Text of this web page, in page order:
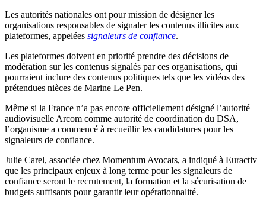
Les autorités nationales ont pour mission de désigner les
organisations responsables de signaler les contenus illicites aux
plateformes, appelées signaleurs de confiance.
Les plateformes doivent en priorité prendre des décisions de
modération sur les contenus signalés par ces organisations, qui
pourraient inclure des contenus politiques tels que les vidéos des
prétendues nièces de Marine Le Pen.
Même si la France n’a pas encore officiellement désigné l’autorité
audiovisuelle Arcom comme autorité de coordination du DSA,
l’organisme a commencé à recueillir les candidatures pour les
signaleurs de confiance.
Julie Carel, associée chez Momentum Avocats, a indiqué à Euractiv
que les principaux enjeux à long terme pour les signaleurs de
confiance seront le recrutement, la formation et la sécurisation de
budgets suffisants pour garantir leur opérationnalité.